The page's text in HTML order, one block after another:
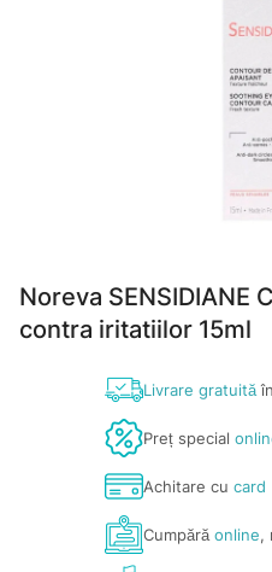
Noreva SENSIDIANE
contra iritatiilor 15ml
Livrare gratuită
Preț special
Achitare cu card
Cumpărăonline,